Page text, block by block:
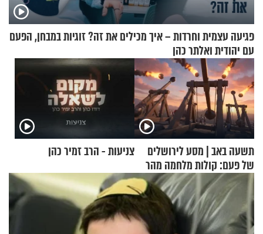
פגיעה עצמית וחרדות – איך מכילים את זה? זוגיות במבחן, הפעם
עם יהודית ואלתר כהן
תשעה באב | מסע לירושלים
של פעם: קולות מלחמה מהר
הזיתים
צניעות - הרב זמיר כהן